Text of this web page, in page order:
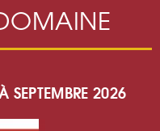
SEPTEMBRE 2026